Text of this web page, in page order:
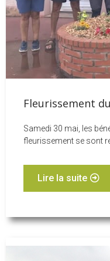
Fleurissement
Samedi 30 mai, les
fleurissement se sont
Lire la suite